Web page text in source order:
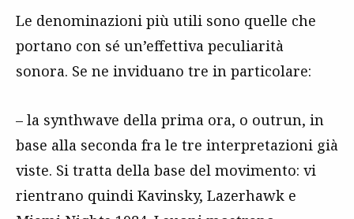
Le denominazioni più utili sono quelle che
portano con sé un’effettiva peculiarità
sonora. Se ne inviduano tre in particolare:
– la synthwave della prima ora, o outrun, in
base alla seconda fra le tre interpretazioni già
viste. Si tratta della base del movimento: vi
rientrano quindi Kavinsky, Lazerhawk e